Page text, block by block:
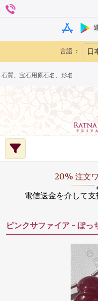
言語 ：
20% 注文
電信送金を介して
ピンクサファイア - ぽっ